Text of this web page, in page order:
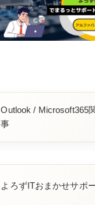
Outlook / Microsoft365
事
よろずITおまかせサポ